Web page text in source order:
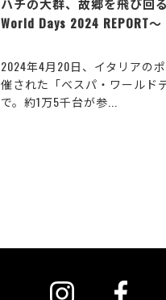
World Days 2024 REPORT～
2024年4月20日、イタリアの
催された「ベスパ・ワールド
で。約1万5千台が参...